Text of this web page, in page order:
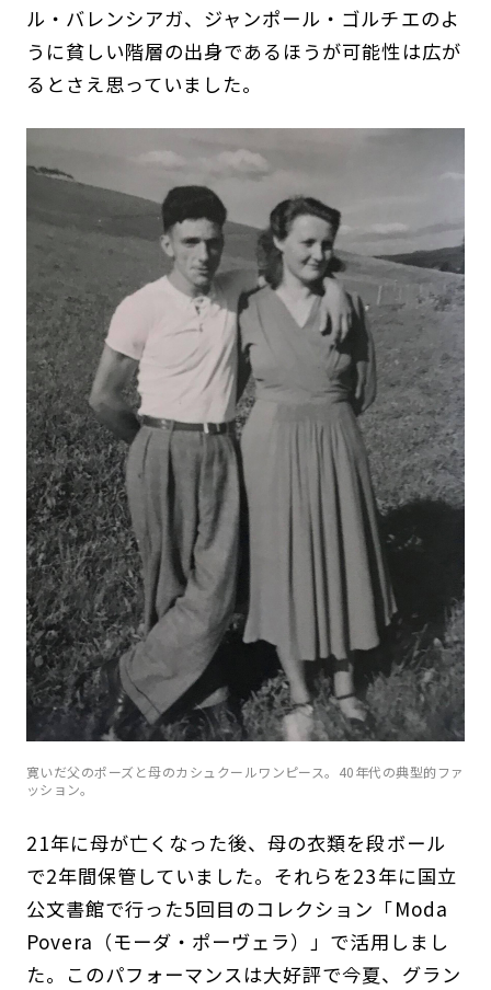
ル・バレンシアガ、ジャンポール・ゴルチエのよ
うに貧しい階層の出身であるほうが可能性は広が
るとさえ思っていました。
寛いだ父のポーズと母のカシュクールワンピース。40年代の典型的ファ
ッション。
21年に母が亡くなった後、母の衣類を段ボール
で2年間保管していました。それらを23年に国立
公文書館で行った5回目のコレクション「Moda
Povera（モーダ・ポーヴェラ）」で活用しまし
た。このパフォーマンスは大好評で今夏、グラン